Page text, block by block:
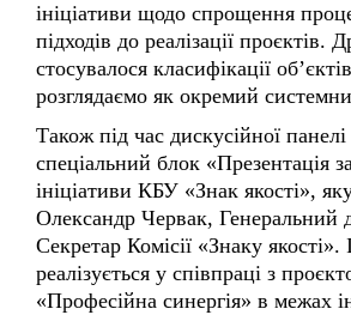
стосувалося класифікації
розглядаємо як окремий
Також під час дискусійної панелі
спеціальний блок «Презентація
ініціативи КБУ «Знак якості»,
Олександр Червак, Генеральний
Секретар Комісії «Знаку якості».
реалізується у співпраці з
«Професійна синергія» в межах
#Skills4Recovery та спрямована
будівельній галузі системи